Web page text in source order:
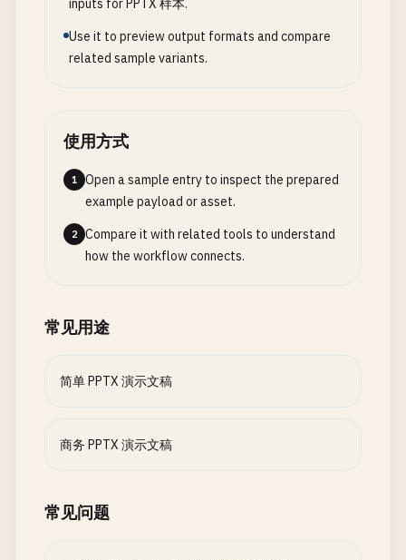
inputs for PPTX 样本.
Use it to preview output formats and compare
related sample variants.
使用方式
1
Open a sample entry to inspect the prepared
example payload or asset.
2
Compare it with related tools to understand
how the workflow connects.
常见用途
简单 PPTX 演示文稿
商务 PPTX 演示文稿
常见问题